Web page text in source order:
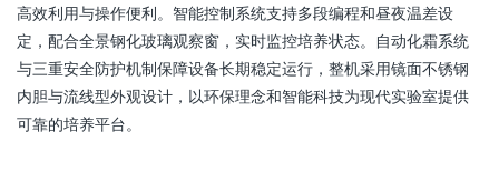
高效利用与操作便利。智能控制系统支持多段编程和昼夜温差设
定，配合全景钢化玻璃观察窗，实时监控培养状态。自动化霜系统
与三重安全防护机制保障设备长期稳定运行，整机采用镜面不锈钢
内胆与流线型外观设计，以环保理念和智能科技为现代实验室提供
可靠的培养平台。